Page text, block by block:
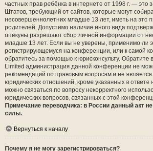
частных прав ребёнка в интернете от 1998 г. — это
Штатов, требующий от сайтов, которые могут
несовершеннолетних младше 13 лет, иметь на это
родителей. Допустимо наличие иного вида
опекуны разрешают сбор личной информации от
младше 13 лет. Если вы не уверены, применимо ли
регистрирующемуся на конференции, или к самой
обратитесь за помощью к юрисконсульту. Обратите
Limited администрация данной конференции не
рекомендаций по правовым вопросам и не
юридических отношений, кроме указанных в ответе
можно связаться по вопросу некорректного
юридических вопросов, связанных с этой
Примечание переводчика: в России данный акт
силы..
Вернуться к началу
Почему я не могу зарегистрироваться?